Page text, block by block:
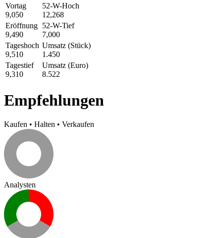
Vortag
9,050
52-W-Hoch
12,268
Eröffnung
9,490
52-W-Tief
7,000
Tageshoch
9,510
Umsatz (Stück)
1.450
Tagestief
9,310
Umsatz (Euro)
8.522
Empfehlungen
Kaufen • Halten • Verkaufen
Analysten